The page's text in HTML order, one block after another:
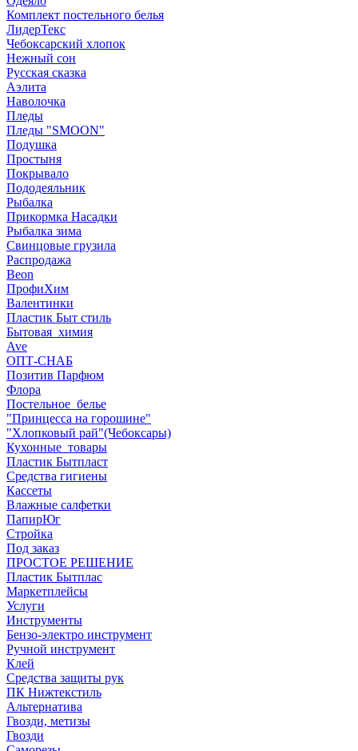
Комплект постельного белья
ЛидерТекс
Чебоксарский хлопок
Нежный сон
Русская сказка
Аэлита
Наволочка
Пледы
Пледы "SMOON"
Подушка
Простыня
Покрывало
Пододеяльник
Рыбалка
Прикормка Насадки
Рыбалка зима
Свинцовые грузила
Распродажа
Beon
ПрофиХим
Валентинки
Пластик Быт стиль
Бытовая_химия
Ave
ОПТ-СНАБ
Позитив Парфюм
Флора
Постельное_белье
"Принцесса на горошине"
"Хлопковый рай"(Чебоксары)
Кухонные_товары
Пластик Бытпласт
Средства гигиены
Кассеты
Влажные салфетки
ПапирЮг
Стройка
Под заказ
ПРОСТОЕ РЕШЕНИЕ
Пластик Бытплас
Маркетплейсы
Услуги
Инструменты
Бензо-электро инструмент
Ручной инструмент
Клей
Средства защиты рук
ПК Нижтекстиль
Альтернатива
Гвозди, метизы
Гвозди